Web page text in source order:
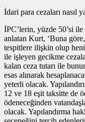
İdari para cezaları nasıl
İPC’lerin, yüzde 50’si
anlatan Kurt, ‘Buna
tespitlere ilişkin olup
ile işleyen gecikme
kalan ceza tutarı ile
esas alınarak
yeterli olacak.
12 ve 18 eşit taksitte de
ödeneceğinden
olacak. Yapılandırma